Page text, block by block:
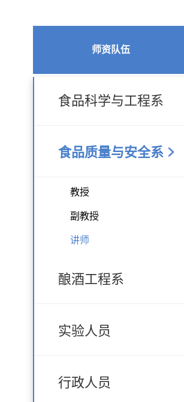
师资队伍
食品科学与工程系
食品质量与安全系
教授
副教授
讲师
酿酒工程系
实验人员
行政人员